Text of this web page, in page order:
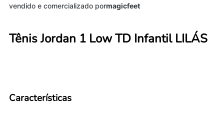
vendido e comercializado pormagicfeet
Tênis Jordan 1 Low TD Infantil LILÁS
Características